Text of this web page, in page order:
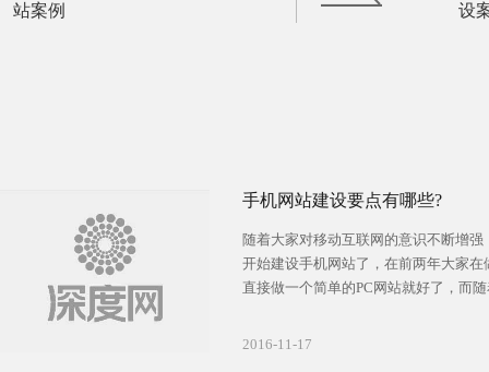
站案例
设
手机网站建设要点有哪些?
随着大家对移动互联网的意识不断增强
开始建设手机网站了，在前两年大家在
直接做一个简单的PC网站就好了，而
接先做一个手机网站然后再去做一个
2016-11-17